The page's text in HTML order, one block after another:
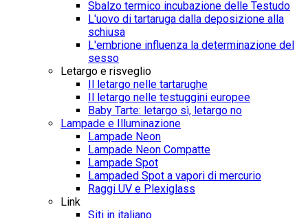
Sbalzo termico incubazione delle Testudo
L'uovo di tartaruga dalla deposizione alla
schiusa
L'embrione influenza la determinazione del
sesso
Letargo e risveglio
Il letargo nelle tartarughe
Il letargo nelle testuggini europee
Baby Tarte: letargo sì, letargo no
Lampade e Illuminazione
Lampade Neon
Lampade Neon Compatte
Lampade Spot
Lampaded Spot a vapori di mercurio
Raggi UV e Plexiglass
Link
Siti in italiano